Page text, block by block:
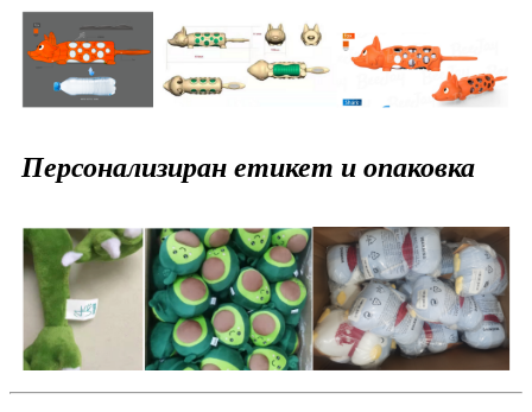
Персонализиран етикет и опаковка